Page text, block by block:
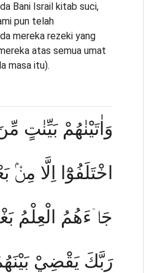
Bani Israil kitab suci,
pun telah
mereka rezeki yang
atas semua umat
masa itu).
وَاٰتَيْنٰهُمْ بَيِّنٰتٍ
اخْتَلَفُوْٓا اِلَّا مِنْۢ
جَاۤءَهُمُ الْعِلْمُ
رَبَّكَ يَقْضِيْ